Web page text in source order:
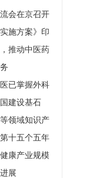
会在京召开
施方案》印
推动中医药
已掌握外科
建设基石
领域知识产
十五个五年
康产业规模
展